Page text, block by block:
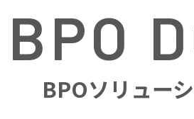
BPO
BPOソリュー